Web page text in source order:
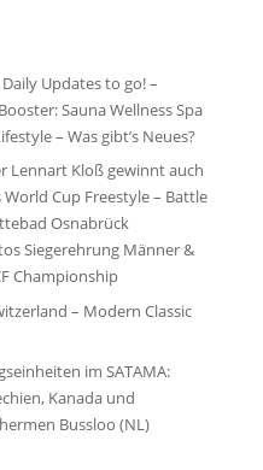
Updates to go! –
Sauna Wellness Spa
– Was gibt’s Neues?
Lennart Kloß gewinnt auch
Cup Freestyle – Battle
Osnabrück
Siegerehrung Männer &
Championship
– Modern Classic
im SATAMA:
Kanada und
Bussloo (NL)